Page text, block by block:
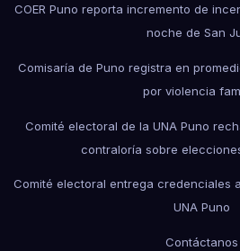
COER Puno reporta incremento de
noche de San
Comisaría de Puno registra en
por violencia
Comité electoral de la UNA Puno
contraloría sobre
Comité electoral entrega credenciales
UNA Puno
Contáctanos